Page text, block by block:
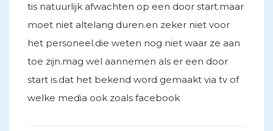
tis natuurlijk afwachten op een door start.maar
moet niet altelang duren.en zeker niet voor
het personeel.die weten nog niet waar ze aan
toe zijn.mag wel aannemen als er een door
start is.dat het bekend word gemaakt via tv of
welke media ook zoals facebook